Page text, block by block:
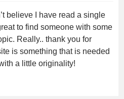
believe I have read a single
to find someone with some
Really.. thank you for
is something that is needed
a little originality!